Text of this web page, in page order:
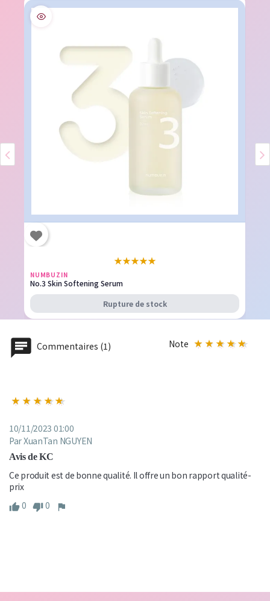
★★★★★
NUMBUZIN
No.3 Skin Softening Serum
Rupture de stock
Commentaires (1) Note
10/11/2023 01:00
Par XuanTan NGUYEN
Avis de KC
Ce produit est de bonne qualité. Il offre un bon rapport qualité-
prix
0
0